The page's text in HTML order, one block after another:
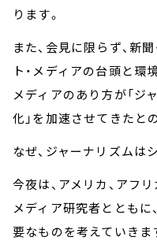
ります。
また、会見に限らず、新
ト・メディアの台頭と環
メディアのあり方が「ジ
化」を加速させてきたと
なぜ、ジャーナリズムは
今夜は、アメリカ、アフ
メディア研究者とともに
要なものを考えていきま